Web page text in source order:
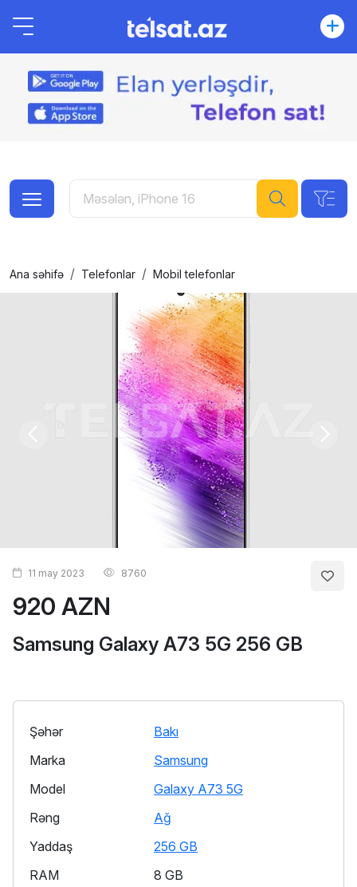
Ana səhifə Telefonlar Mobil telefonlar
920 AZN
Samsung Galaxy A73 5G 256 GB
11 may 2023 8760
Şəhər
Bakı
Marka
Samsung
Model
Galaxy A73 5G
Rəng
Ağ
Yaddaş
256 GB
RAM
8 GB